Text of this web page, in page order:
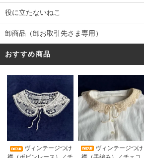
役に立たないねこ
卸商品（卸お取引先さま専用）
おすすめ商品
ヴィンテージつけ
ヴィンテージつけ